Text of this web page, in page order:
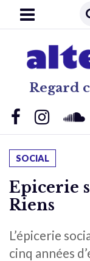
Regard
SOCIAL
Epicerie
Riens
L’épicerie
cinq années